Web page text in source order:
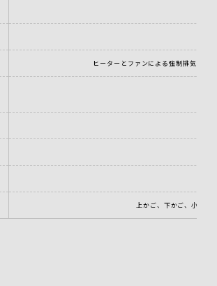
ヒーターとファンによる強制排気
上かご、下かご、小物ト